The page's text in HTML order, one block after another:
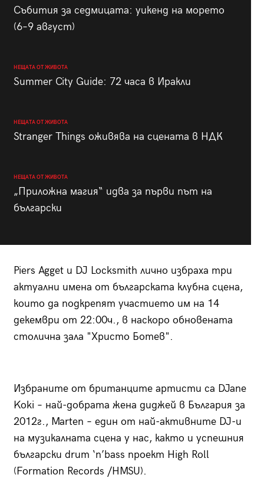
Събития за седмицата: уикенд на морето
(6–9 август)
НЕЩАТА ОТ ЖИВОТА
Summer City Guide: 72 часа в Иракли
НЕЩАТА ОТ ЖИВОТА
Stranger Things оживява на сцената в НДК
НЕЩАТА ОТ ЖИВОТА
„Приложна магия“ идва за първи път на
български
Piers Agget и DJ Locksmith лично избраха три
актуални имена от българската клубна сцена,
които да подкрепят участието им на 14
декември от 22:00ч., в наскоро обновената
столична зала "Христо Ботев".
Избраните от британците артисти са DJane
Koki – най-добрата жена диджей в България за
2012г., Marten – един от най-активните DJ-и
на музикалната сцена у нас, както и успешния
български drum ‘n’bass проект High Roll
(Formation Records /HMSU).